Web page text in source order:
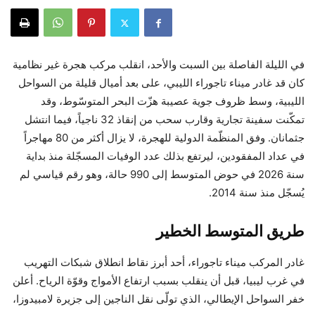
في الليلة الفاصلة بين السبت والأحد، انقلب مركب هجرة غير نظامية
كان قد غادر ميناء تاجوراء الليبي، على بعد أميال قليلة من السواحل
الليبية، وسط ظروف جوية عصيبة هزّت البحر المتوسّوط، وقد
تمكّنت سفينة تجارية وقارب سحب من إنقاذ 32 ناجياً، فيما انتشل
جثمانان. وفق المنظّمة الدولية للهجرة، لا يزال أكثر من 80 مهاجراً
في عداد المفقودين، ليرتفع بذلك عدد الوفيات المسجّلة منذ بداية
سنة 2026 في حوض المتوسط إلى 990 حالة، وهو رقم قياسي لم
يُسجّل منذ سنة 2014.
طريق المتوسط الخطير
غادر المركب ميناء تاجوراء، أحد أبرز نقاط انطلاق شبكات التهريب
في غرب ليبيا، قبل أن ينقلب بسبب ارتفاع الأمواج وقوّة الرياح. أعلن
خفر السواحل الإيطالي، الذي تولّى نقل الناجين إلى جزيرة لامبيدوزا،